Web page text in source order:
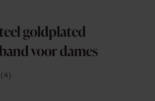
goldplated
voor dames
(4)